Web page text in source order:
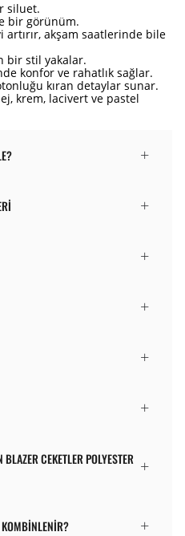
siluet.
bir görünüm.
artırır, akşam saatlerinde bile
bir stil yakalar.
konfor ve rahatlık sağlar.
kıran detaylar sunar.
krem, lacivert ve pastel
CEKETLER POLYESTER
KOMBINLENIR?